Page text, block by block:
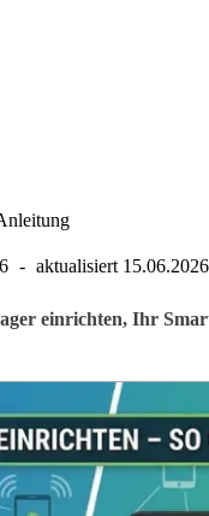
aktualisiert 15.06.2026
einrichten, Ihr